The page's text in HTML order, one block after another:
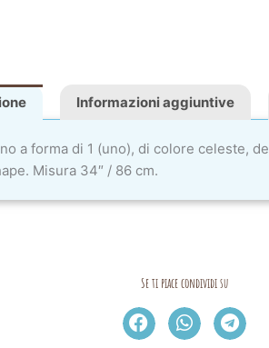
Informazioni aggiuntive
a forma di 1 (uno), di colore celeste,
Misura 34″ / 86 cm.
Se ti piace condividi su